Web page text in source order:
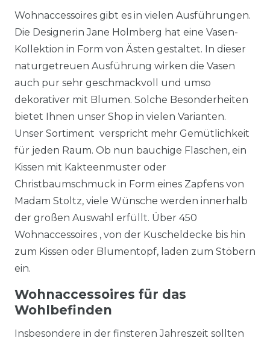
Wohnaccessoires gibt es in vielen Ausführungen.
Die Designerin Jane Holmberg hat eine Vasen-
Kollektion in Form von Ästen gestaltet. In dieser
naturgetreuen Ausführung wirken die Vasen
auch pur sehr geschmackvoll und umso
dekorativer mit Blumen. Solche Besonderheiten
bietet Ihnen unser Shop in vielen Varianten.
Unser Sortiment verspricht mehr Gemütlichkeit
für jeden Raum. Ob nun bauchige Flaschen, ein
Kissen mit Kakteenmuster oder
Christbaumschmuck in Form eines Zapfens von
Madam Stoltz, viele Wünsche werden innerhalb
der großen Auswahl erfüllt. Über 450
Wohnaccessoires , von der Kuscheldecke bis hin
zum Kissen oder Blumentopf, laden zum Stöbern
ein.
Wohnaccessoires für das
Wohlbefinden
Insbesondere in der finsteren Jahreszeit sollten